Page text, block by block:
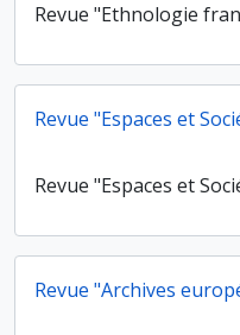
Revue "Ethnologie
Revue "Espaces et
Revue "Espaces et
Revue "Archives